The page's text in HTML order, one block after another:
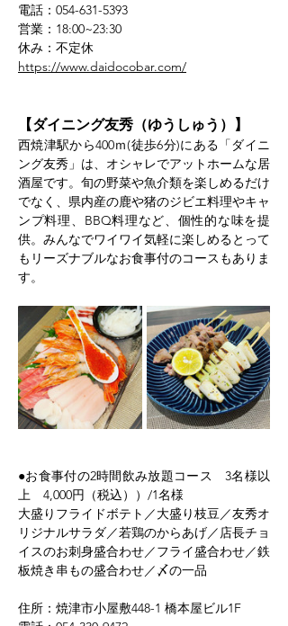
電話：054-631-5393
営業：18:00~23:30
休み：不定休
https://www.daidocobar.com/
【ダイニング友秀（ゆうしゅう）】
西焼津駅から400ｍ(徒歩6分)にある「ダイニ
ング友秀」は、オシャレでアットホームな居
酒屋です。旬の野菜や魚介類を楽しめるだけ
でなく、県内産の鹿や猪のジビエ料理やキャ
ンプ料理、BBQ料理など、個性的な味を提
供。みんなでワイワイ気軽に楽しめるとって
もリーズナブルなお食事付のコースもありま
す。
●お食事付の2時間飲み放題コース　3名様以
上　4,000円（税込））/1名様
大盛りフライドボテト／大盛り枝豆／友秀オ
リジナルサラダ／若鶏のからあげ／店長チョ
イスのお刺身盛合わせ／フライ盛合わせ／鉄
板焼き串もの盛合わせ／〆の一品
住所：焼津市小屋敷448-1 橋本屋ビル1F